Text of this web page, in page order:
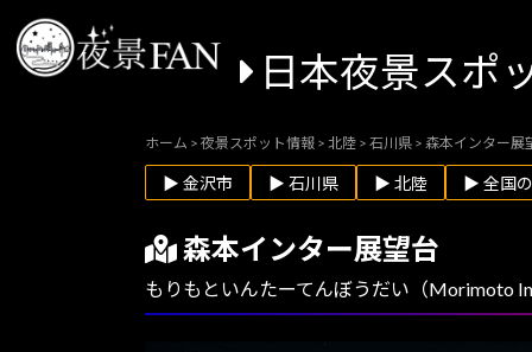
日本夜景スポ
ホーム > 夜景スポット情報 > 北陸 > 石川県 > 森本インター展
▶ 金沢市 ▶ 石川県 ▶ 北陸 ▶ 全国
森本インター展望台
もりもといんたーてんぼうだい（Morimoto